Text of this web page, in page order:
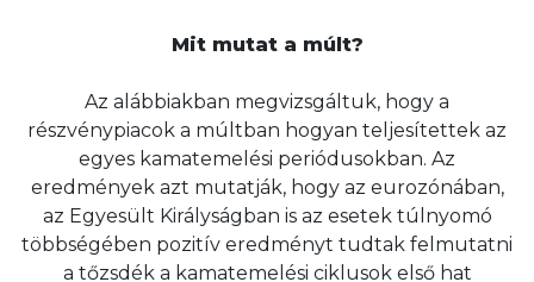
Mit mutat a múlt?
Az alábbiakban megvizsgáltuk, hogy a
részvénypiacok a múltban hogyan teljesítettek az
egyes kamatemelési periódusokban. Az
eredmények azt mutatják, hogy az eurozónában,
az Egyesült Királyságban is az esetek túlnyomó
többségében pozitív eredményt tudtak felmutatni
a tőzsdék a kamatemelési ciklusok első hat